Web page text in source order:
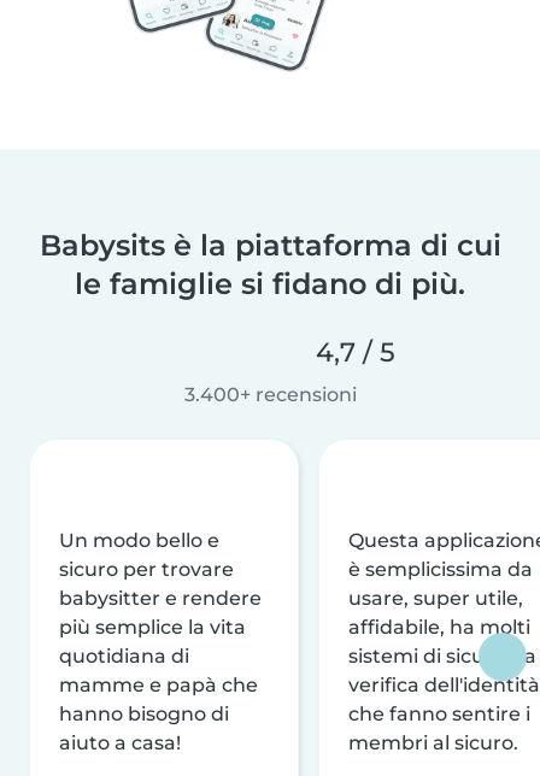
Babysits è la piattaforma di cui
le famiglie si fidano di più.
4,7 / 5
3.400+ recensioni
Un modo bello e
sicuro per trovare
babysitter e rendere
più semplice la vita
quotidiana di
mamme e papà che
hanno bisogno di
aiuto a casa!
Questa
è semplicissima da
usare, super utile,
affidabile, ha molti
sistemi di sicurezza
verifica dell'identità
che fanno sentire i
membri al sicuro.